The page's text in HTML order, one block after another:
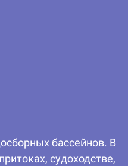
бассейнов. В
судоходстве,